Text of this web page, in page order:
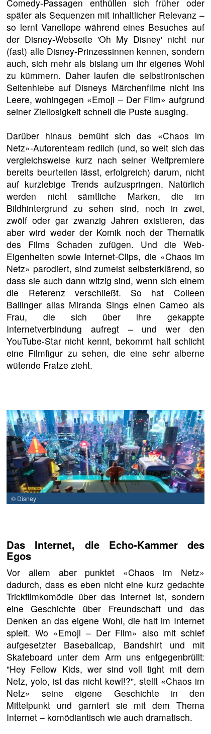
Comedy-Passagen enthüllen sich früher oder
später als Sequenzen mit inhaltlicher Relevanz –
so lernt Vanellope während eines Besuches auf
der Disney-Webseite 'Oh My Disney' nicht nur
(fast) alle Disney-Prinzessinnen kennen, sondern
auch, sich mehr als bislang um ihr eigenes Wohl
zu kümmern. Daher laufen die selbstironischen
Seitenhiebe auf Disneys Märchenfilme nicht ins
Leere, wohingegen «Emoji – Der Film» aufgrund
seiner Ziellosigkeit schnell die Puste ausging.
Darüber hinaus bemüht sich das «Chaos im
Netz»-Autorenteam redlich (und, so weit sich das
vergleichsweise kurz nach seiner Weltpremiere
bereits beurteilen lässt, erfolgreich) darum, nicht
auf kurzlebige Trends aufzuspringen. Natürlich
werden nicht sämtliche Marken, die im
Bildhintergrund zu sehen sind, noch in zwei,
zwölf oder gar zwanzig Jahren existieren, das
aber wird weder der Komik noch der Thematik
des Films Schaden zufügen. Und die Web-
Eigenheiten sowie Internet-Clips, die «Chaos im
Netz» parodiert, sind zumeist selbsterklärend, so
dass sie auch dann witzig sind, wenn sich einem
die Referenz verschließt. So hat Colleen
Ballinger alias Miranda Sings einen Cameo als
Frau, die sich über ihre gekappte
Internetverbindung aufregt – und wer den
YouTube-Star nicht kennt, bekommt halt schlicht
eine Filmfigur zu sehen, die eine sehr alberne
wütende Fratze zieht.
© Disney
Das Internet, die Echo-Kammer des
Egos
Vor allem aber punktet «Chaos im Netz»
dadurch, dass es eben nicht eine kurz gedachte
Trickfilmkomödie über das Internet ist, sondern
eine Geschichte über Freundschaft und das
Denken an das eigene Wohl, die halt im Internet
spielt. Wo «Emoji – Der Film» also mit schief
aufgesetzter Baseballcap, Bandshirt und mit
Skateboard unter dem Arm uns entgegenbrüllt:
"Hey Fellow Kids, wer sind voll tight mit dem
Netz, yolo, ist das nicht kewl!?", stellt «Chaos im
Netz» seine eigene Geschichte in den
Mittelpunkt und garniert sie mit dem Thema
Internet – komödiantisch wie auch dramatisch.